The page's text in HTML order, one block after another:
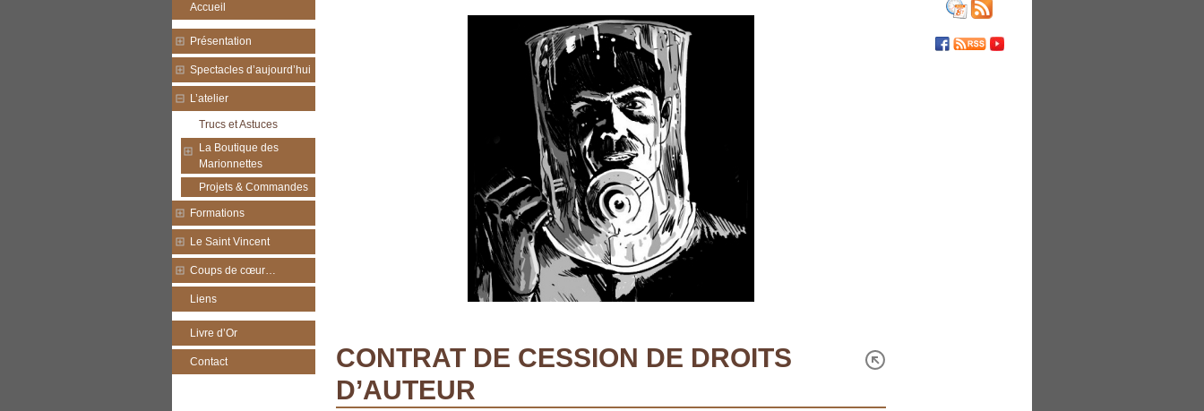
CONTRAT DE CESSION DE DROITS
D’AUTEUR
Accueil
Présentation
Spectacles d’aujourd’hui
L’atelier
Trucs et Astuces
La Boutique des
Marionnettes
Projets & Commandes
Formations
Le Saint Vincent
Coups de cœur…
Liens
Livre d’Or
Contact